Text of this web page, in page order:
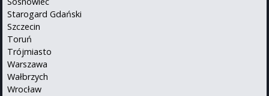
Starogard Gdański
Szczecin
Toruń
Trójmiasto
Warszawa
Wałbrzych
Wrocław